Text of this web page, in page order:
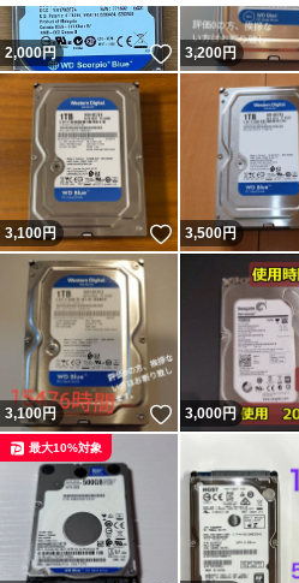
2,000円 いいね！
3,200円
3,100円 いいね！
3,500円
3,100円 いいね！
3,000円
最大10%対象